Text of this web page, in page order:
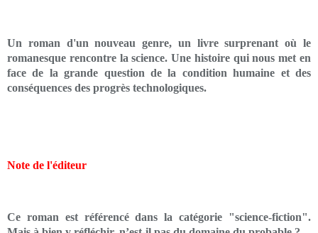
Un roman d'un nouveau genre, un livre surprenant où le
romanesque rencontre la science. Une histoire qui nous met en
face de la grande question de la condition humaine et des
conséquences des progrès technologiques.
Note de l'éditeur
Ce roman est référencé dans la catégorie "science-fiction".